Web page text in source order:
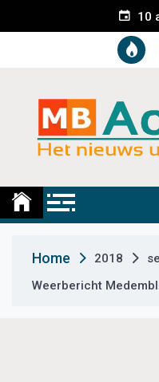
e
t
10
Home 2018
Weerbericht